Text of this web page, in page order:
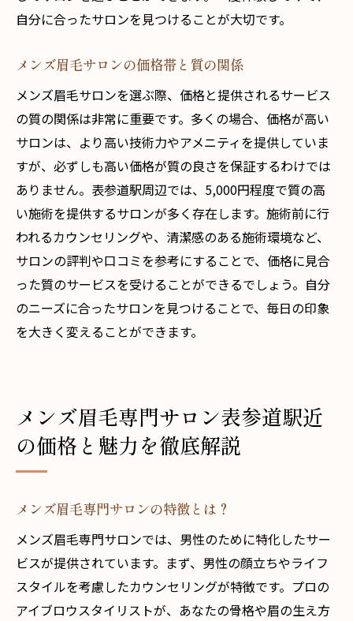
価格以上の価値を得るサロンの見極め方
価格を超えた価値を実感する方法
自分に合ったサロンを見つけることが大切です。
メンズ眉毛サロンの価格帯と質の関係
メンズ眉毛サロンを選ぶ際、価格と提供されるサービス
の質の関係は非常に重要です。多くの場合、価格が高い
サロンは、より高い技術力やアメニティを提供していま
すが、必ずしも高い価格が質の良さを保証するわけでは
ありません。表参道駅周辺では、5,000円程度で質の高
い施術を提供するサロンが多く存在します。施術前に行
われるカウンセリングや、清潔感のある施術環境など、
サロンの評判や口コミを参考にすることで、価格に見合
った質のサービスを受けることができるでしょう。自分
のニーズに合ったサロンを見つけることで、毎日の印象
を大きく変えることができます。
メンズ眉毛専門サロン表参道駅近
の価格と魅力を徹底解説
メンズ眉毛専門サロンの特徴とは？
メンズ眉毛専門サロンでは、男性のために特化したサー
ビスが提供されています。まず、男性の顔立ちやライフ
スタイルを考慮したカウンセリングが特徴です。プロの
アイブロウスタイリストが、あなたの骨格や眉の生え方